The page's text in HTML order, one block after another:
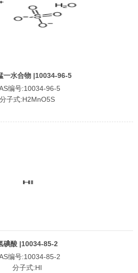
一水合物 |10034-96-5
编号:10034-96-5
分子式:H2MnO5S
碘酸 |10034-85-2
编号:10034-85-2
分子式:HI